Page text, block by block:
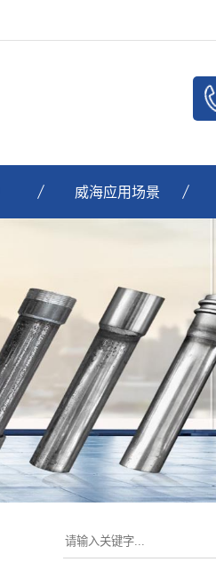
威海应用场景